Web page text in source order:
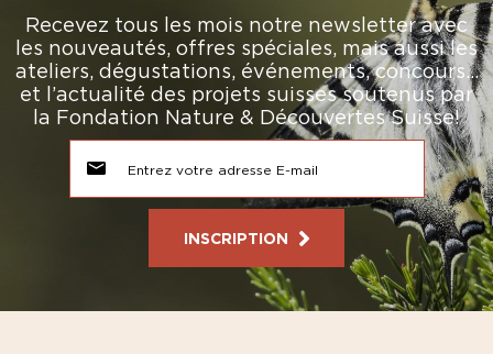
Recevez tous les mois notre newsletter avec
les nouveautés, offres spéciales, mais aussi les
ateliers, dégustations, événements, concours…
et l’actualité des projets suisses soutenus par
la Fondation Nature & Découvertes Suisse!
INSCRIPTION